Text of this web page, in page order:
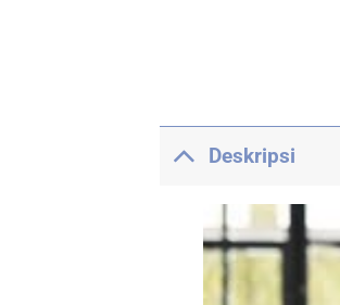
Deskripsi